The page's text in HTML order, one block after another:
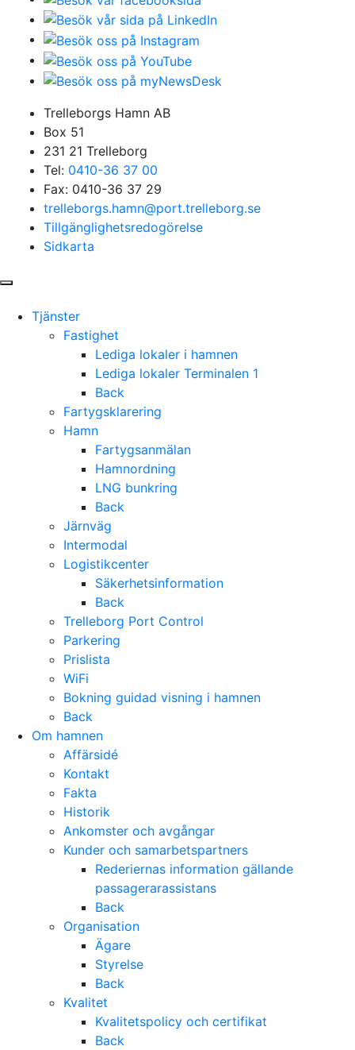
Trelleborgs Hamn AB
Box 51
231 21 Trelleborg
Tel: 0410-36 37 00
Fax: 0410-36 37 29
trelleborgs.hamn@port.trelleborg.se
Tillgänglighetsredogörelse
Sidkarta
Tjänster
Fastighet
Lediga lokaler i hamnen
Lediga lokaler Terminalen 1
Back
Fartygsklarering
Hamn
Fartygsanmälan
Hamnordning
LNG bunkring
Back
Järnväg
Intermodal
Logistikcenter
Säkerhetsinformation
Back
Trelleborg Port Control
Parkering
Prislista
WiFi
Bokning guidad visning i hamnen
Back
Om hamnen
Affärsidé
Kontakt
Fakta
Historik
Ankomster och avgångar
Kunder och samarbetspartners
Rederiernas information gällande
passagerarassistans
Back
Organisation
Ägare
Styrelse
Back
Kvalitet
Kvalitetspolicy och certifikat
Back